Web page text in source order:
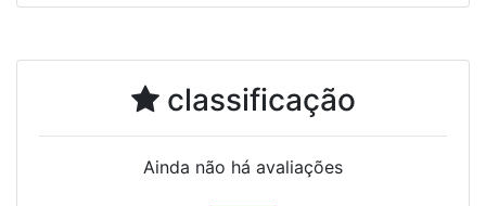
classificação
Ainda não há avaliações